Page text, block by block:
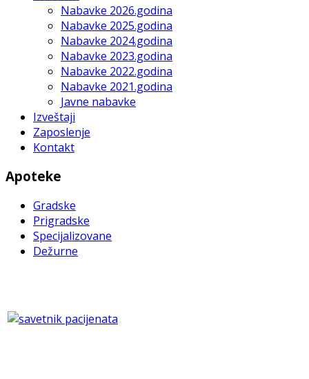
Nabavke 2026.godina
Nabavke 2025.godina
Nabavke 2024.godina
Nabavke 2023.godina
Nabavke 2022.godina
Nabavke 2021.godina
Javne nabavke
Izveštaji
Zaposlenje
Kontakt
Apoteke
Gradske
Prigradske
Specijalizovane
Dežurne